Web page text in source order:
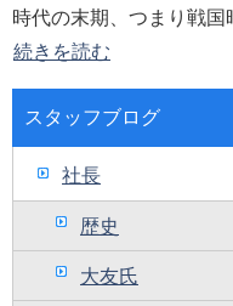
時代の末期、つまり戦国
続きを読む
スタッフブログ
社長
歴史
大友氏